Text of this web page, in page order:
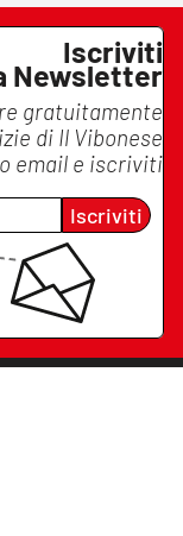
Iscriviti
Newsletter
gratuitamente
di Il Vibonese
email e iscriviti
Iscriviti